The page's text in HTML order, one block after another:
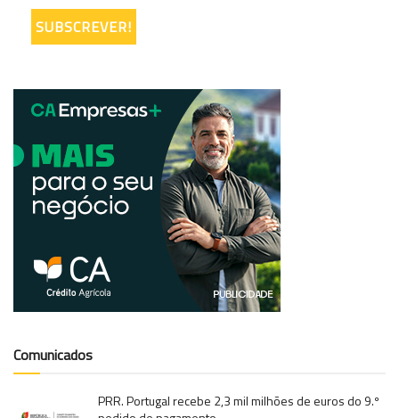
Comunicados
PRR. Portugal recebe 2,3 mil milhões de euros do 9.º